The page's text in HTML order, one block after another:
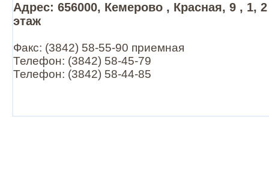
Адрес: 656000, Кемерово , Красная, 9 , 1, 2
этаж
Факс: (3842) 58-55-90 приемная
Телефон: (3842) 58-45-79
Телефон: (3842) 58-44-85